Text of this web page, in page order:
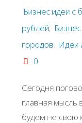
Бизнес идеи
рублей,
городов, Идеи
0
Сегодня
главная мысль
будем не свою